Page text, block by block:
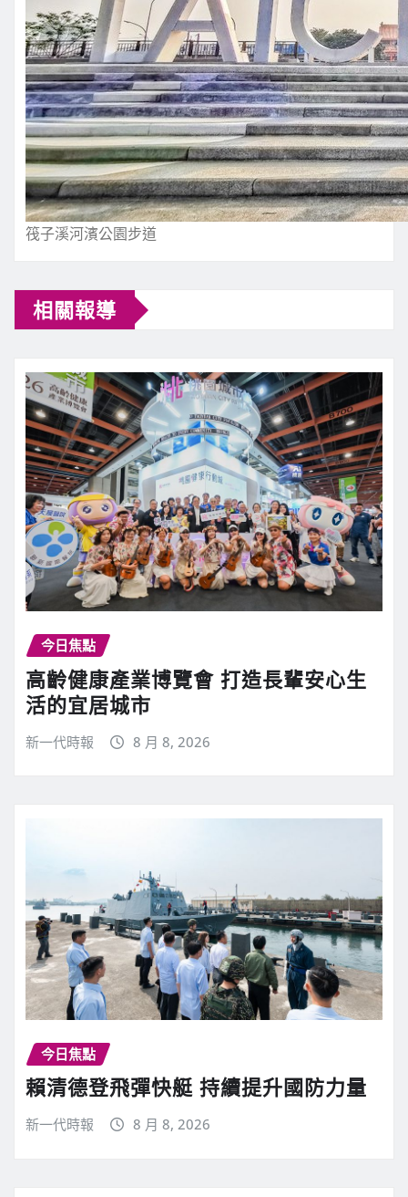
筏子溪河濱公園步道
相關報導
今日焦點
高齡健康產業博覽會 打造長輩安心生
活的宜居城市
新一代時報 8 月 8, 2026
今日焦點
賴清德登飛彈快艇 持續提升國防力量
新一代時報 8 月 8, 2026